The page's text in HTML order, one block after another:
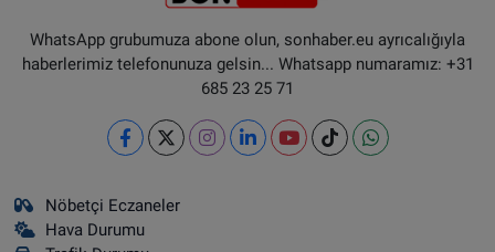
WhatsApp grubumuza abone olun, sonhaber.eu ayrıcalığıyla
haberlerimiz telefonunuza gelsin... Whatsapp numaramız: +31
685 23 25 71
Nöbetçi Eczaneler
Hava Durumu